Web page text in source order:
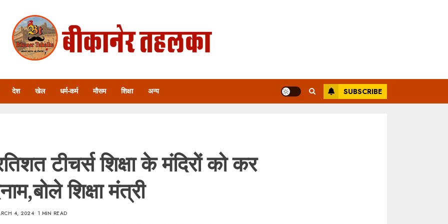
देश खेल धर्म-कर्म मौसम शिक्षा अन्य SUBSCRIBE
टीचर्स शिक्षा के मंदिरों को कर
शिक्षा मंत्री
4, 2024 1 MIN READ